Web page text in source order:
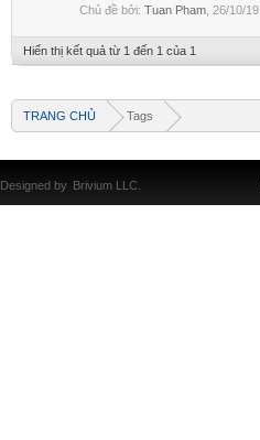
Chủ đề bởi: Tuan Pham 26/10/19
Hiển thị kết quả từ 1 đến 1 của 1
TRANG CHỦ Tags
Designed by Brivium LLC.